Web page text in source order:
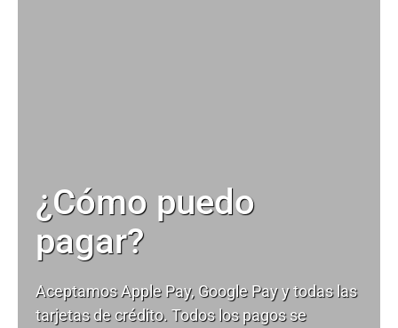
¿Cómo puedo
pagar?
Aceptamos Apple Pay, Google Pay y todas las
tarjetas de crédito. Todos los pagos se